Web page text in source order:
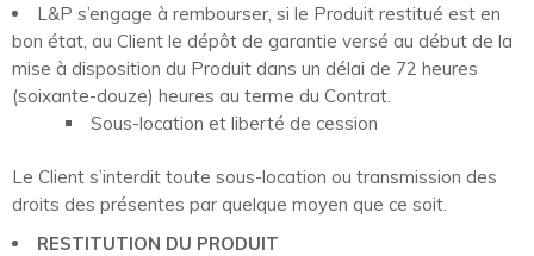
L&P s’engage à rembourser, si le Produit restitué est en
bon état, au Client le dépôt de garantie versé au début de la
mise à disposition du Produit dans un délai de 72 heures
(soixante-douze) heures au terme du Contrat.
Sous-location et liberté de cession
Le Client s’interdit toute sous-location ou transmission des
droits des présentes par quelque moyen que ce soit.
RESTITUTION DU PRODUIT